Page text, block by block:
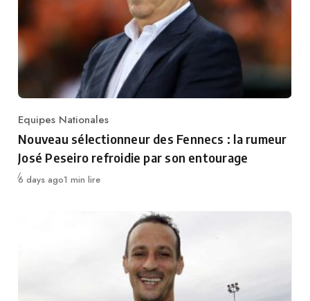
Category
Equipes Nationales
Nouveau sélectionneur des Fennecs : la rumeur
José Peseiro refroidie par son entourage
Publié
6 days ago1 min lire